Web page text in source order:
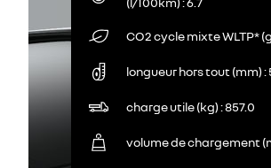
CO2 cycle mixte WLTP*
longueur hors tout (mm)
charge utile (kg) 857.0
volume de chargement